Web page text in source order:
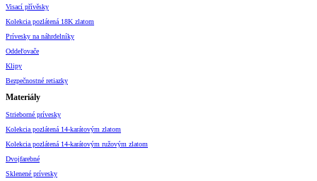
Visací přívěsky
Kolekcia pozlátená 18K zlatom
Prívesky na náhrdelníky
Oddeľovače
Klipy
Bezpečnostné retiazky
Materiály
Strieborné prívesky
Kolekcia pozlátená 14-karátovým zlatom
Kolekcia pozlátená 14-karátovým ružovým zlatom
Dvojfarebné
Sklenené prívesky